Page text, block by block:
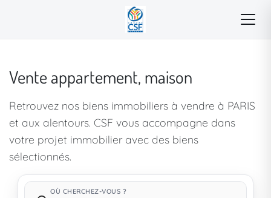
Vente appartement, maison
Retrouvez nos biens immobiliers à vendre à PARIS
et aux alentours. CSF vous accompagne dans
votre projet immobilier avec des biens
sélectionnés.
OÙ CHERCHEZ-VOUS ?